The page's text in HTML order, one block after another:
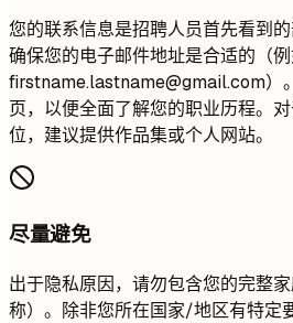
您的联系信息是招聘人员首先看到的
确保您的电子邮件地址是合适的（例
firstname.lastname@gmail.com）
页，以便全面了解您的职业历程。
位，建议提供作品集或个人网站。
尽量避免
出于隐私原因，请勿包含您的完整
称）。除非您所在国家/地区有特定